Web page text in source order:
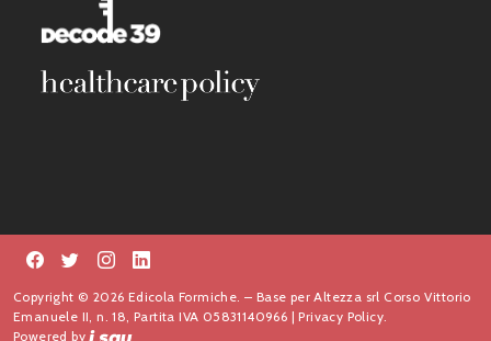
Copyright © 2026 Edicola Formiche. – Base per Altezza srl Corso Vittorio
Emanuele II, n. 18, Partita IVA 05831140966 |Privacy Policy.
Powered by